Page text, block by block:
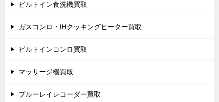
ビルトイン食洗機買取
ガスコンロ・IHクッキングヒーター買取
ビルトインコンロ買取
マッサージ機買取
ブルーレイレコーダー買取